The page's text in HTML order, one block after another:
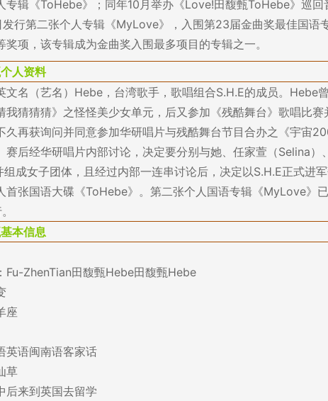
专辑《ToHebe》；同年10月举办《Love!田馥甄ToHebe》巡回
发行第二张个人专辑《MyLove》，入围第23届金曲奖最佳国语
奖项，该专辑成为金曲奖入围最多项目的专辑之一。
人资料
文名（艺名）Hebe，台湾歌手，歌唱组合S.H.E的成员。Hebe
我猜猜猜》之怪怪美少女单元，后又参加《残酷舞台》歌唱比
久再获询问并同意参加华研唱片与残酷舞台节目合办之《宇宙
赛后经华研唱片内部讨论，决定要分别与她、任家萱（Selina）
组成女子团体，且经过内部一连串讨论后，决定以S.H.E正式进
首张国语大碟《ToHebe》。第二张个人国语专辑《MyLove》
本信息
Fu-ZhenTian田馥甄Hebe田馥甄Hebe
座
英语闽南语客家话
草
后来到英国去留学